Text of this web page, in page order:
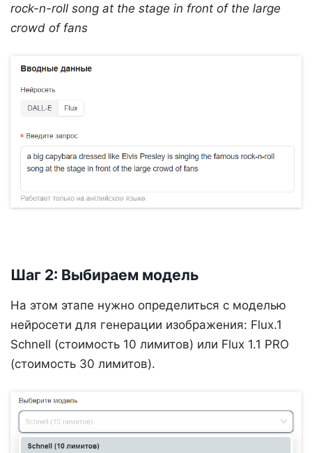
rock-n-roll song at the stage in front of the large
crowd of fans
Шаг 2: Выбираем модель
На этом этапе нужно определиться с моделью
нейросети для генерации изображения: Flux.1
Schnell (стоимость 10 лимитов) или Flux 1.1 PRO
(стоимость 30 лимитов).